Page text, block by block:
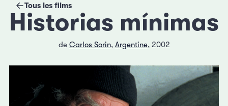
Tous les films
Historias mínimas
de Carlos Sorin, Argentine, 2002